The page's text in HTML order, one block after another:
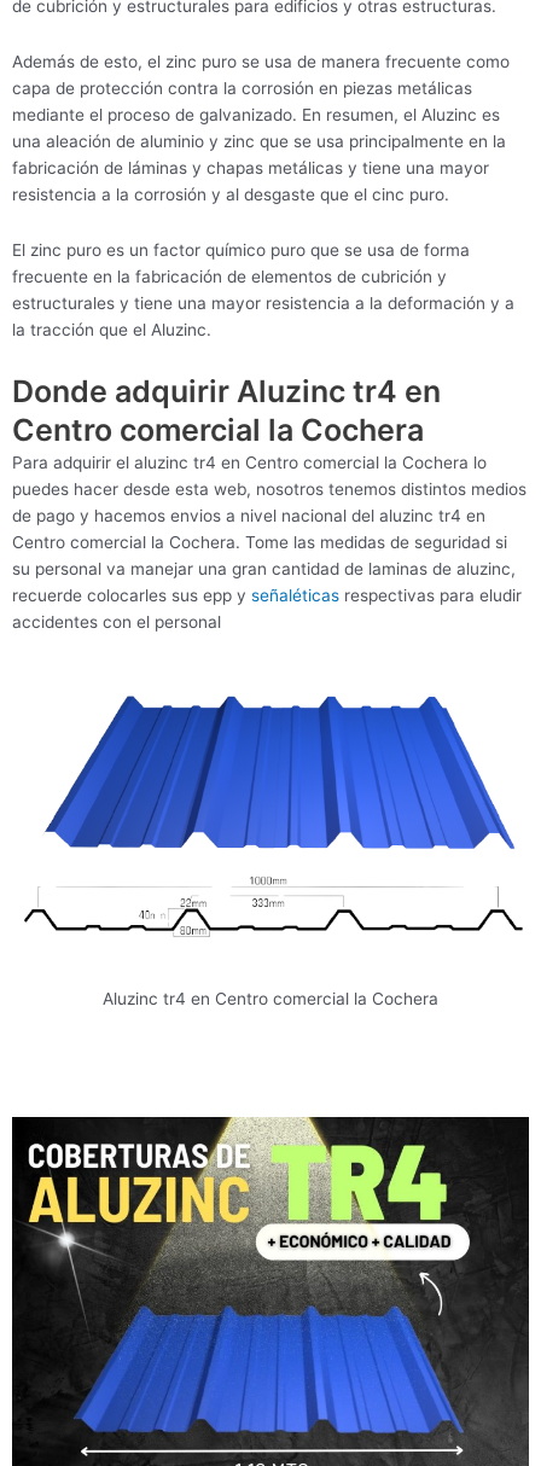
de cubrición y estructurales para edificios y otras estructuras.
Además de esto, el zinc puro se usa de manera frecuente como
capa de protección contra la corrosión en piezas metálicas
mediante el proceso de galvanizado. En resumen, el Aluzinc es
una aleación de aluminio y zinc que se usa principalmente en la
fabricación de láminas y chapas metálicas y tiene una mayor
resistencia a la corrosión y al desgaste que el cinc puro.
El zinc puro es un factor químico puro que se usa de forma
frecuente en la fabricación de elementos de cubrición y
estructurales y tiene una mayor resistencia a la deformación y a
la tracción que el Aluzinc.
Donde adquirir Aluzinc tr4 en
Centro comercial la Cochera
Para adquirir el aluzinc tr4 en Centro comercial la Cochera lo
puedes hacer desde esta web, nosotros tenemos distintos medios
de pago y hacemos envios a nivel nacional del aluzinc tr4 en
Centro comercial la Cochera. Tome las medidas de seguridad si
su personal va manejar una gran cantidad de laminas de aluzinc,
recuerde colocarles sus epp y señaléticas respectivas para eludir
accidentes con el personal
Aluzinc tr4 en Centro comercial la Cochera